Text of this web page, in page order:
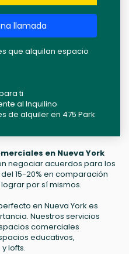
llamada
que alquilan espacio
ti
al Inquilino
de alquiler en 475 Park
en Nueva York
negociar acuerdos para los
15-20% en comparación
por sí mismos.
en Nueva York es
Nuestros servicios
comerciales
educativos,
lofts.